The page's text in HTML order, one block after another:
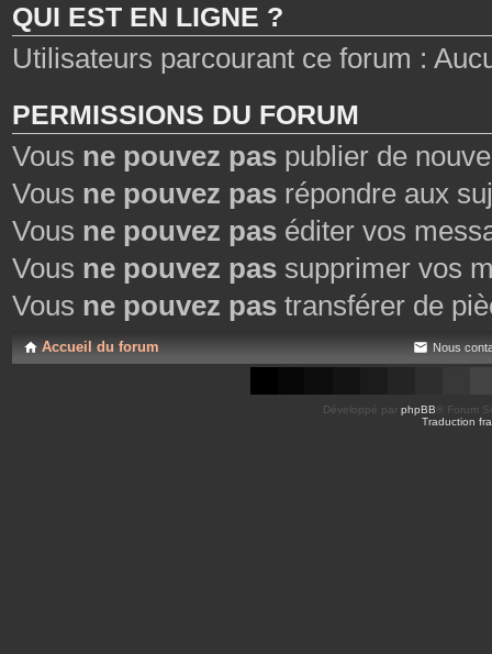
QUI EST EN LIGNE ?
Utilisateurs parcourant ce forum :
PERMISSIONS DU FORUM
Vous ne pouvez pas publier de
Vous ne pouvez pas répondre aux
Vous ne pouvez pas éditer vos
Vous ne pouvez pas supprimer vos
Vous ne pouvez pas transférer de
Accueil du forum Nous
Développé par phpBB ® Forum
Traduction